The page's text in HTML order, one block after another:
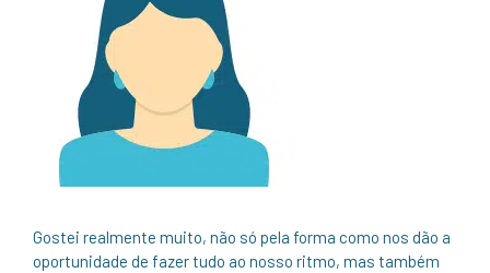
Gostei realmente muito, não só pela forma como nos dão a
oportunidade de fazer tudo ao nosso ritmo, mas também